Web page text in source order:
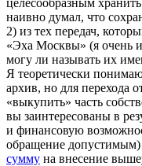
наивно думал, что
2) из тех передач,
«Эха Москвы» (я очень
могу ли называть их
Я теоретически
архив, но для перехода
«выкупить» часть
вы заинтересованы в
и финансовую
обращение
сумму на внесение